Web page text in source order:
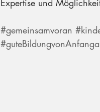
Expertise und
#gemeinsamvoran